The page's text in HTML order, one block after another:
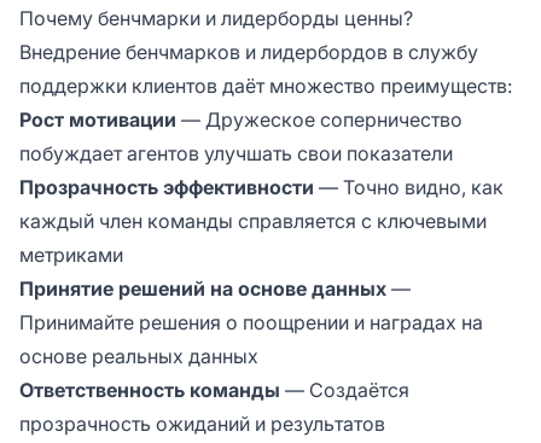
Почему бенчмарки и лидерборды ценны?
Внедрение бенчмарков и лидербордов в службу
поддержки клиентов даёт множество преимуществ:
Рост мотивации — Дружеское соперничество
побуждает агентов улучшать свои показатели
Прозрачность эффективности — Точно видно, как
каждый член команды справляется с ключевыми
метриками
Принятие решений на основе данных —
Принимайте решения о поощрении и наградах на
основе реальных данных
Ответственность команды — Создаётся
прозрачность ожиданий и результатов